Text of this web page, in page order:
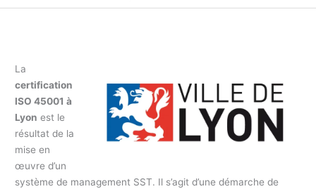
La
certification
ISO 45001 à
Lyon est le
résultat de la
mise en
œuvre d’un
système de management SST. Il s’agit d’une démarche de